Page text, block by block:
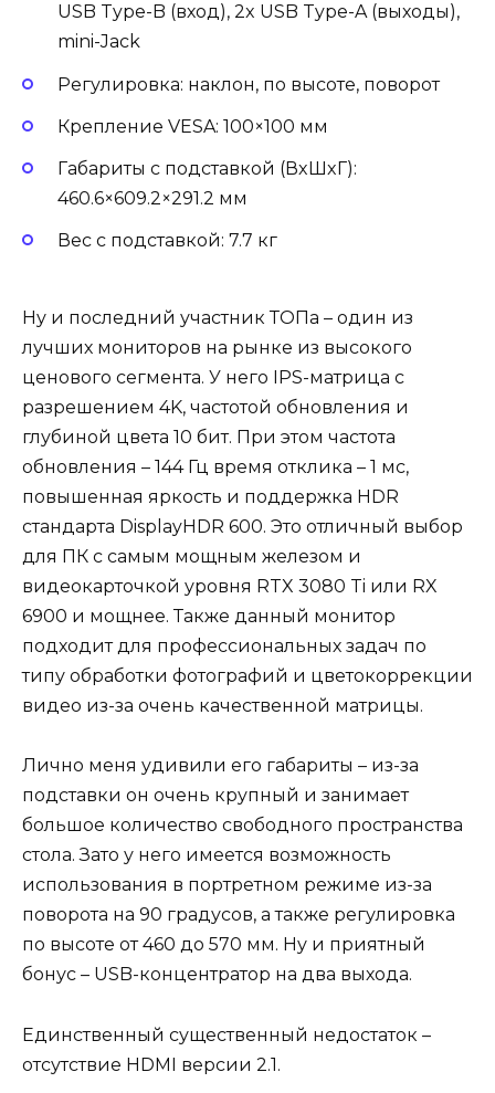
USB Type-B (вход), 2x USB Type-A (выходы),
mini-Jack
Регулировка: наклон, по высоте, поворот
Крепление VESA: 100×100 мм
Габариты с подставкой (ВxШxГ):
460.6×609.2×291.2 мм
Вес с подставкой: 7.7 кг
Ну и последний участник ТОПа – один из
лучших мониторов на рынке из высокого
ценового сегмента. У него IPS-матрица с
разрешением 4K, частотой обновления и
глубиной цвета 10 бит. При этом частота
обновления – 144 Гц время отклика – 1 мс,
повышенная яркость и поддержка HDR
стандарта DisplayHDR 600. Это отличный выбор
для ПК с самым мощным железом и
видеокарточкой уровня RTX 3080 Ti или RX
6900 и мощнее. Также данный монитор
подходит для профессиональных задач по
типу обработки фотографий и цветокоррекции
видео из-за очень качественной матрицы.
Лично меня удивили его габариты – из-за
подставки он очень крупный и занимает
большое количество свободного пространства
стола. Зато у него имеется возможность
использования в портретном режиме из-за
поворота на 90 градусов, а также регулировка
по высоте от 460 до 570 мм. Ну и приятный
бонус – USB-концентратор на два выхода.
Единственный существенный недостаток –
отсутствие HDMI версии 2.1.